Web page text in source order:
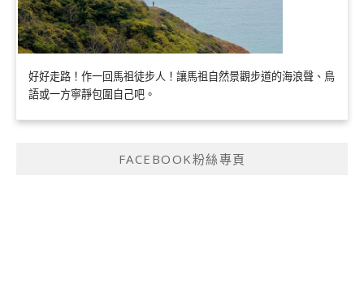
好好走路！作一回馬祖徒步人！讓馬祖自然景觀步道的海浪聲、鳥
語或一方寧靜包圍自己吧。
FACEBOOK粉絲專頁